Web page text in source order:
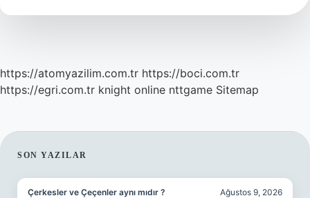
https://atomyazilim.com.tr https://boci.com.tr
https://egri.com.tr knight online nttgame Sitemap
SIDEBAR
SON YAZILAR
Çerkesler ve Çeçenler aynı mıdır ? Ağustos 9, 2026